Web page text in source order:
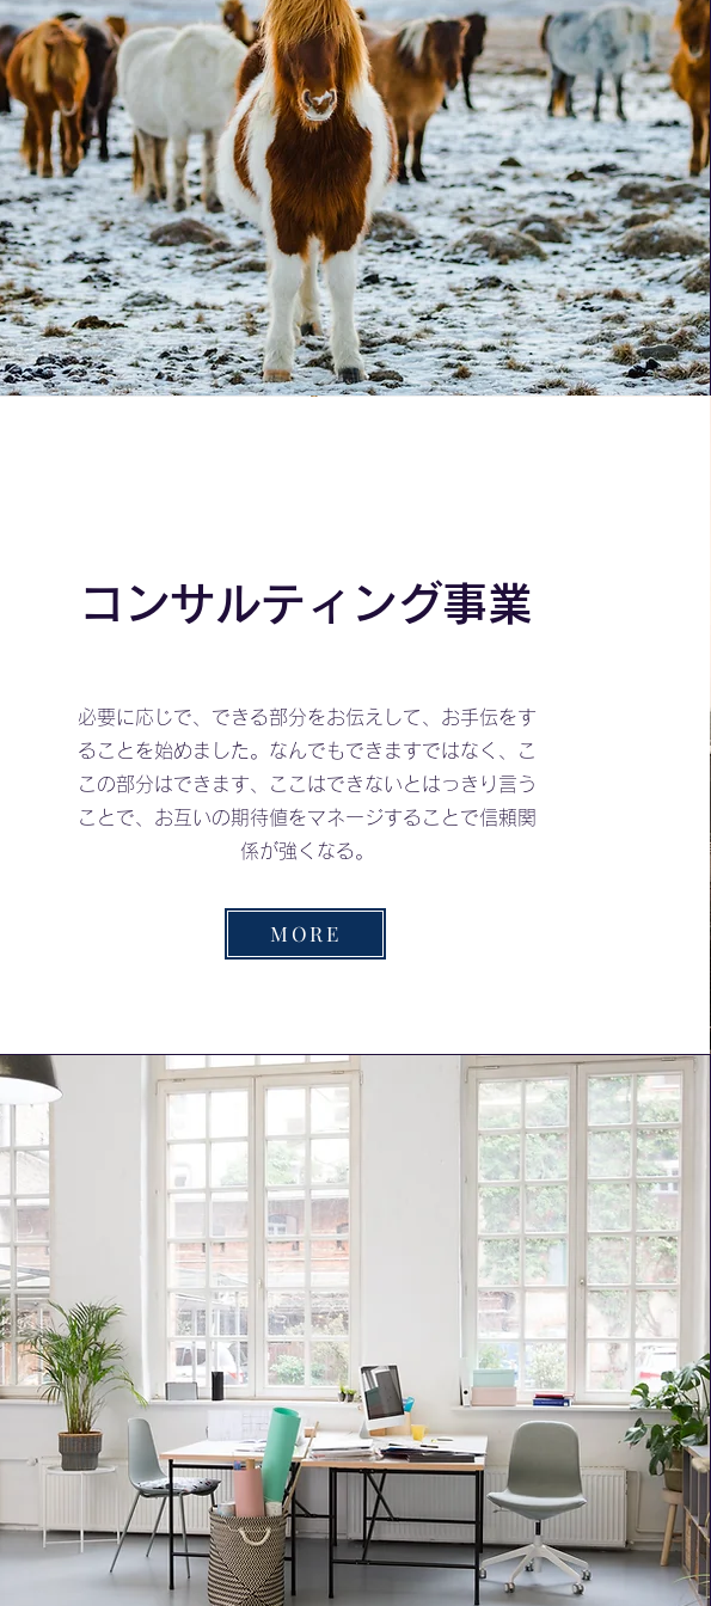
コンサルティング事業
必要に応じで、できる部分をお伝えして、お手伝をす
ることを始めました。なんでもできますではなく、こ
この部分はできます、ここはできないとはっきり言う
ことで、お互いの期待値をマネージすることで信頼関
係が強くなる。
MORE